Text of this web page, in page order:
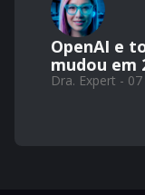
OpenAI e
mudou em
Dra. Expert -